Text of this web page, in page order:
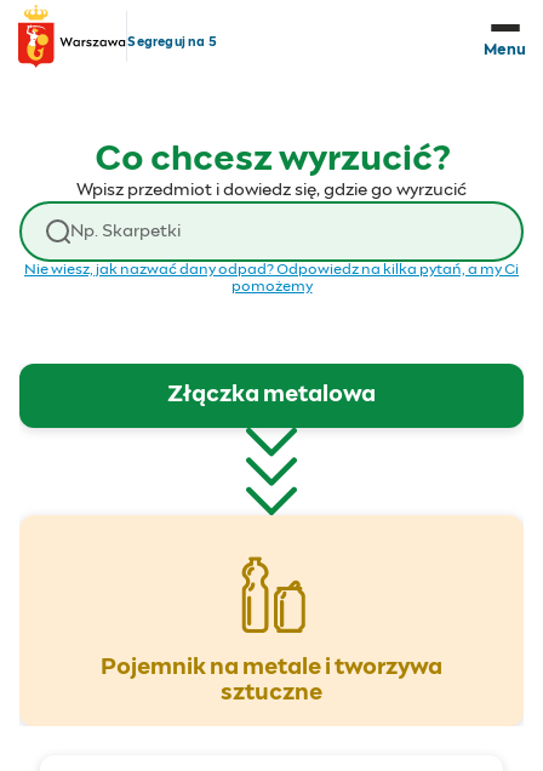
Przejdź do treści
Segreguj na 5
Menu
Co chcesz wyrzucić?
Wpisz przedmiot i dowiedz się, gdzie go wyrzucić
Wyszukaj odpad
Nie wiesz, jak nazwać dany odpad? Odpowiedz na kilka pytań, a my Ci
pomożemy
Złączka metalowa
Pojemnik na metale i tworzywa
sztuczne